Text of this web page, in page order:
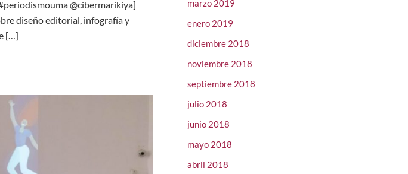
@cibermarikiya]
diseño editorial, infografía y
[…]
marzo 2019
enero 2019
diciembre 2018
noviembre 2018
septiembre 2018
julio 2018
junio 2018
mayo 2018
abril 2018